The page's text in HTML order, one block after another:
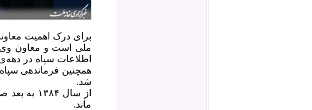
برای درک اهمیت
ملی است و معاون وی
شد.
از سال
ماند.